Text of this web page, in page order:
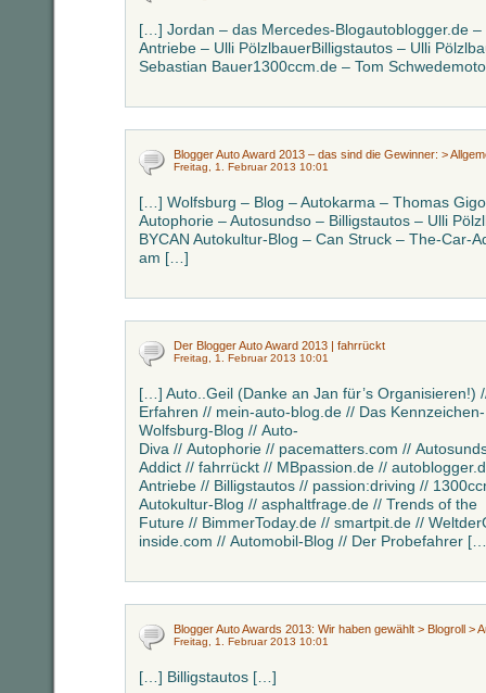
[…] Jordan – das Mercedes-Blogautoblogger.de –
Antriebe – Ulli PölzlbauerBilligstautos – Ulli
Sebastian Bauer1300ccm.de – Tom
Blogger Auto Award 2013 – das sind die Gewinner: >
Freitag, 1. Februar 2013 10:01
[…] Wolfsburg – Blog – Autokarma – Thomas
Autophorie – Autosundso – Billigstautos – Ulli
BYCAN Autokultur-Blog – Can Struck – The-Car-
am […]
Der Blogger Auto Award 2013 | fahrrückt
Freitag, 1. Februar 2013 10:01
[…] Auto..Geil (Danke an Jan für’s Organisieren!)
Erfahren // mein-auto-blog.de // Das
Wolfsburg-Blog // Auto-
Diva // Autophorie // pacematters.com //
Addict // fahrrückt // MBpassion.de //
Antriebe // Billigstautos // passion:driving //
Autokultur-Blog // asphaltfrage.de // Trends of the
Future // BimmerToday.de // smartpit.de //
inside.com // Automobil-Blog // Der Probefahrer
Blogger Auto Awards 2013: Wir haben gewählt > Blogroll >
Freitag, 1. Februar 2013 10:01
[…] Billigstautos […]